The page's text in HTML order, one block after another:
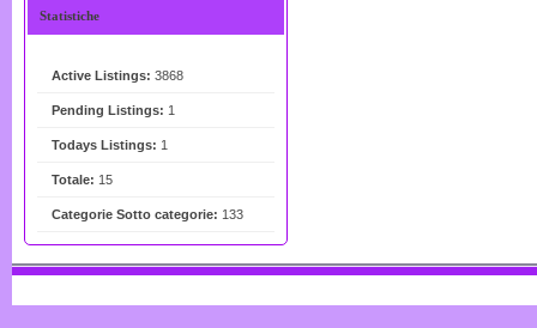
Statistiche
Active Listings: 3868
Pending Listings: 1
Todays Listings: 1
Totale: 15
Categorie Sotto categorie: 133